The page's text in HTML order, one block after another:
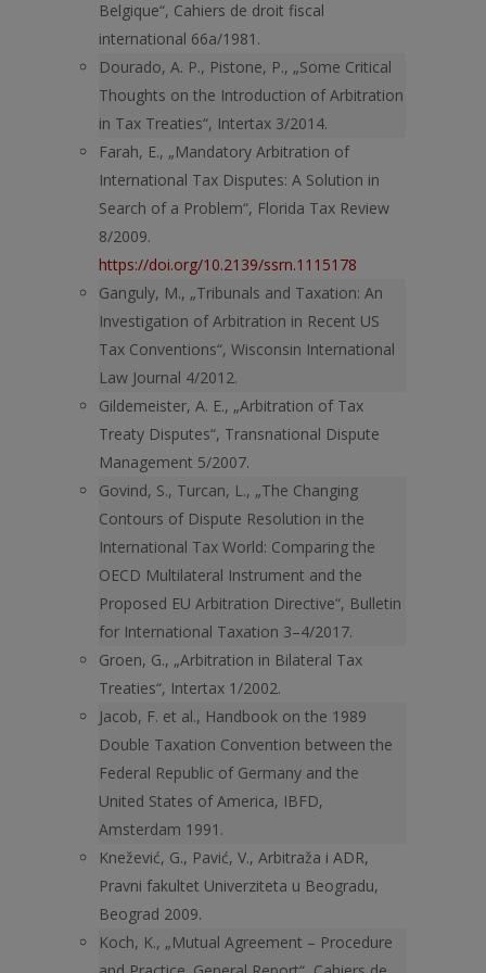
Belgique“, Cahiers de droit fiscal
international 66a/1981.
Dourado, A. P., Pistone, P., „Some Critical
Thoughts on the Introduction of Arbitration
in Tax Treaties“, Intertax 3/2014.
Farah, E., „Mandatory Arbitration of
International Tax Disputes: A Solution in
Search of a Problem“, Florida Tax Review
8/2009.
https://doi.org/10.2139/ssrn.1115178
Ganguly, M., „Tribunals and Taxation: An
Investigation of Arbitration in Recent US
Tax Conventions“, Wisconsin International
Law Journal 4/2012.
Gildemeister, A. E., „Arbitration of Tax
Treaty Disputes“, Transnational Dispute
Management 5/2007.
Govind, S., Turcan, L., „The Changing
Contours of Dispute Resolution in the
International Tax World: Comparing the
OECD Multilateral Instrument and the
Proposed EU Arbitration Directive“, Bulletin
for International Taxation 3–4/2017.
Groen, G., „Arbitration in Bilateral Tax
Treaties“, Intertax 1/2002.
Jacob, F. et al., Handbook on the 1989
Double Taxation Convention between the
Federal Republic of Germany and the
United States of America, IBFD,
Amsterdam 1991.
Knežević, G., Pavić, V., Arbitraža i ADR,
Pravni fakultet Univerziteta u Beogradu,
Beograd 2009.
Koch, K., „Mutual Agreement – Procedure